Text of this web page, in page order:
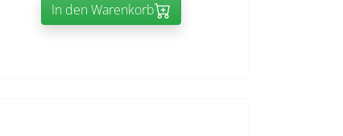
In den Warenkorb